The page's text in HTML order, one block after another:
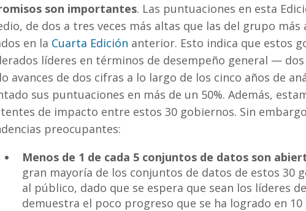
son importantes. Las puntuaciones en esta
de dos a tres veces más altas que las del grupo
en la Cuarta Edición anterior. Esto indica que estos
líderes en términos de desempeño general —
avances de dos cifras a lo largo de los cinco años de
sus puntuaciones en más de un 50%. Además,
de impacto entre estos 30 gobiernos. Sin
preocupantes:
Menos de 1 de cada 5 conjuntos de datos son
gran mayoría de los conjuntos de datos de estos 30
al público, dado que se espera que sean los líderes
demuestra el poco progreso que se ha logrado en